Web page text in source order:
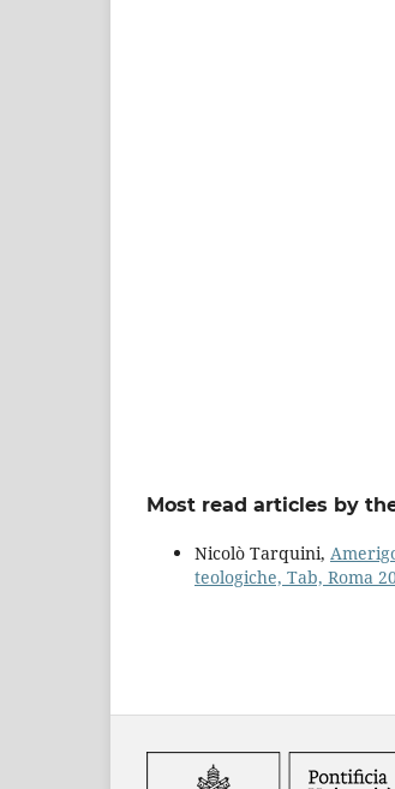
Most read articles by
Nicolò Tarquini,
teologiche, Tab, Roma